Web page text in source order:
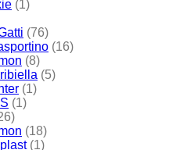
(1)
(76)
(16)
(8)
(5)
(1)
(1)
(18)
(1)